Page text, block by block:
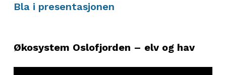
Bla i presentasjonen
Økosystem Oslofjorden – elv og hav